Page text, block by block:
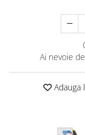
Saltele ieftine
Saltele cu plasa
Saltele cu spuma
Scaune pentru
Mobila bucatarie
Seturi mese si
Mobilier hol
Suporturi si rafturi
Ai nevoie
Adauga